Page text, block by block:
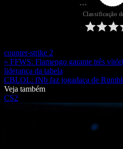
Classificação
counter-strike 2
« FFWS: Flamengo garante três
liderança da tabela
CBLOL: fNb faz jogadaça de
Veja também
CS2